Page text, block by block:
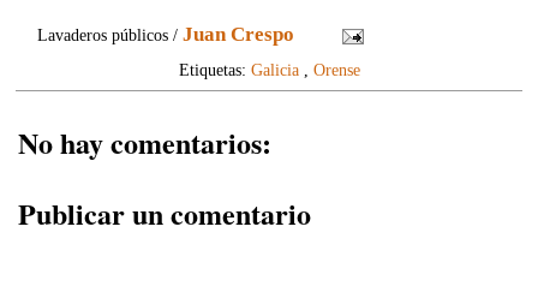
Lavaderos públicos /Juan Crespo
Etiquetas: Galicia, Orense
No hay comentarios:
Publicar un comentario